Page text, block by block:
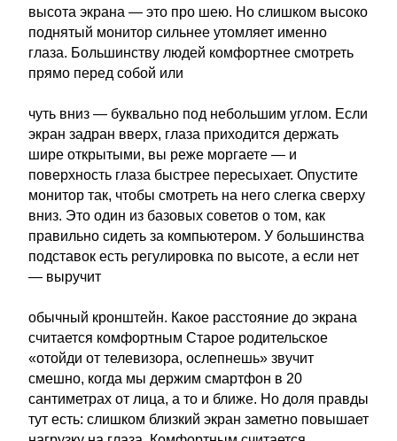
высота экрана — это про шею. Но слишком высоко
поднятый монитор сильнее утомляет именно
глаза. Большинству людей комфортнее смотреть
прямо перед собой или
чуть вниз — буквально под небольшим углом. Если
экран задран вверх, глаза приходится держать
шире открытыми, вы реже моргаете — и
поверхность глаза быстрее пересыхает. Опустите
монитор так, чтобы смотреть на него слегка сверху
вниз. Это один из базовых советов о том, как
правильно сидеть за компьютером. У большинства
подставок есть регулировка по высоте, а если нет
— выручит
обычный кронштейн. Какое расстояние до экрана
считается комфортным Старое родительское
«отойди от телевизора, ослепнешь» звучит
смешно, когда мы держим смартфон в 20
сантиметрах от лица, а то и ближе. Но доля правды
тут есть: слишком близкий экран заметно повышает